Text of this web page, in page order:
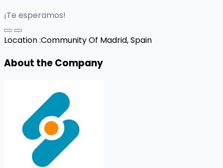
¡Te esperamos!
Location :Community Of Madrid, Spain
About the Company